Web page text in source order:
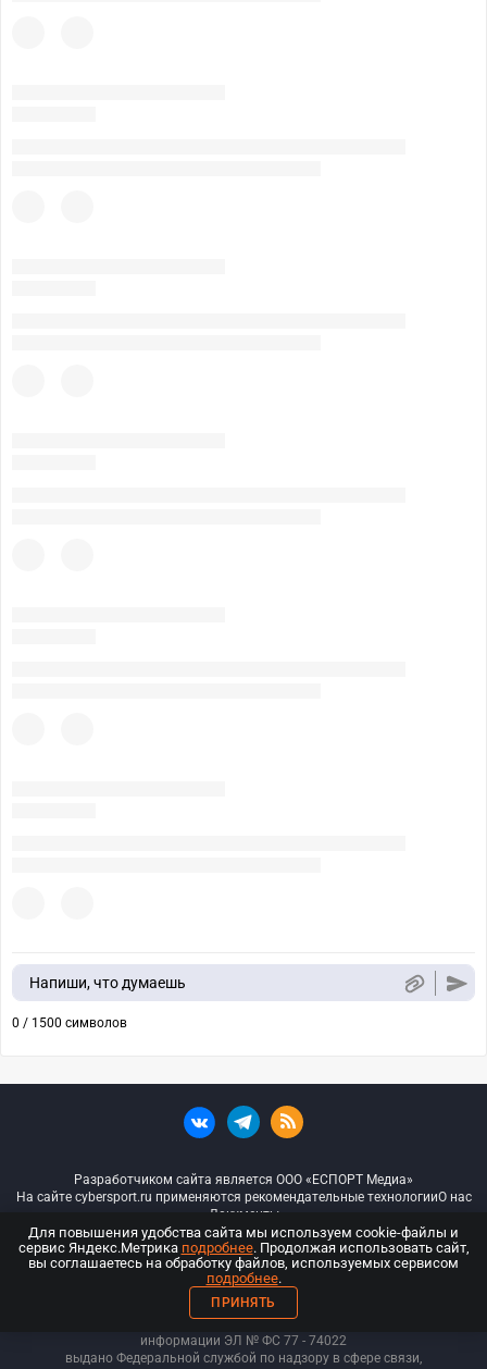
Напиши, что думаешь
0 / 1500 символов
Разработчиком сайта является ООО «ЕСПОРТ Медиа»
На сайте cybersport.ru применяются рекомендательные технологииО нас
Документы
© ООО «Киберспорт.ру» — Все права защищены
18+
ООО «Киберспорт.ру». Свидетельство о регистрации средств массовой
информации ЭЛ № ФС 77 - 74022
выдано Федеральной службой по надзору в сфере связи,
Для повышения удобства сайта мы используем cookie-файлы и
сервис Яндекс.Метрика подробнее. Продолжая использовать сайт,
вы соглашаетесь на обработку файлов, используемых сервисом
подробнее.
ПРИНЯТЬ